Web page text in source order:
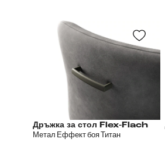
Дръжка за стол Flex-Flach
Метал Еффект боя Титан